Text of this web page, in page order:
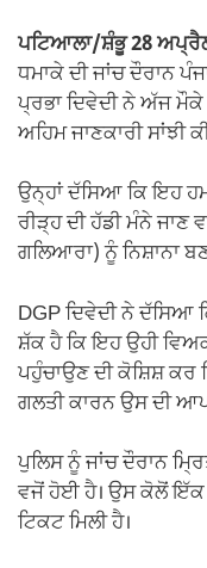
ਪਟਿਆਲਾ/ਸ਼ੰਭੂ 28
ਧਮਾਕੇ ਦੀ ਜਾਂਚ ਦੌਰਾਨ
ਪ੍ਰਭਾ ਦਿਵੇਦੀ ਨੇ ਅੱਜ
ਅਹਿਮ ਜਾਣਕਾਰੀ ਸਾਂਝੀ
ਉਨ੍ਹਾਂ ਦੱਸਿਆ ਕਿ ਇਹ
ਰੀੜ੍ਹ ਦੀ ਹੱਡੀ ਮੰਨੇ ਜਾਣ
ਗਲਿਆਰਾ) ਨੂੰ ਨਿਸ਼ਾਨਾ
DGP ਦਿਵੇਦੀ ਨੇ ਦੱਸਿਆ
ਸ਼ੱਕ ਹੈ ਕਿ ਇਹ ਉਹੀ
ਪਹੁੰਚਾਉਣ ਦੀ ਕੋਸ਼ਿਸ਼ ਕਰ
ਗਲਤੀ ਕਾਰਨ ਉਸ ਦੀ
ਪੁਲਿਸ ਨੂੰ ਜਾਂਚ ਦੌਰਾਨ
ਵਜੋਂ ਹੋਈ ਹੈ। ਉਸ ਕੋਲੋਂ ਇੱਕ
ਟਿਕਟ ਮਿਲੀ ਹੈ।